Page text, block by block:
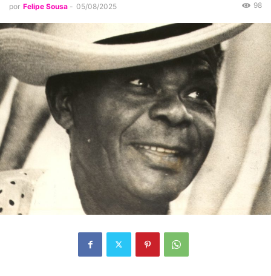
por Felipe Sousa - 05/08/2025 98